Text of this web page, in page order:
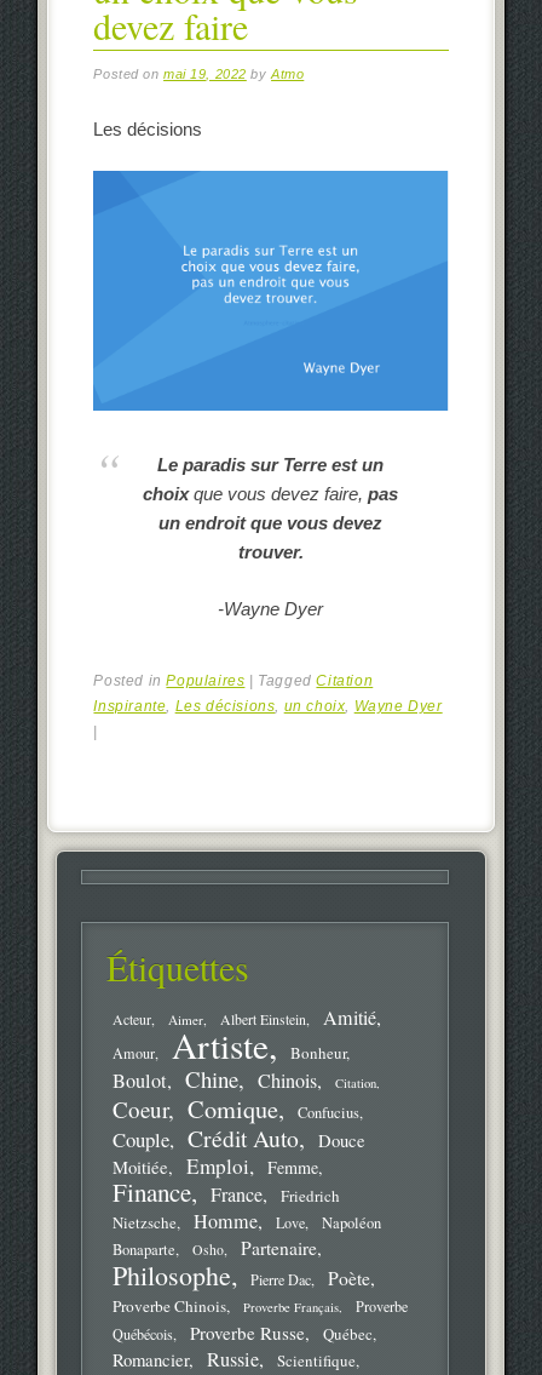
devez faire
Posted onmai 19, 2022 byAtmo
Les décisions
Le paradis sur Terre est un
choixque vous devez faire,pas
un endroit que vous devez
trouver.
-Wayne Dyer
Posted inPopulaires TaggedCitation
Inspirante, Les décisions, un choix, Wayne Dyer
Étiquettes
Acteur Aimer Albert Einstein Amitié
Amour Artiste Bonheur
Boulot Chine Chinois Citation
Coeur Comique Confucius
Couple Crédit Auto
Douce
Moitiée
Emploi Femme
Finance France
Friedrich
Nietzsche
Homme Love
Napoléon
Bonaparte
Osho Partenaire
Philosophe Pierre Dac Poète
Proverbe Chinois Proverbe Français
Proverbe
Québécois
Proverbe Russe Québec
Romancier Russie Scientifique